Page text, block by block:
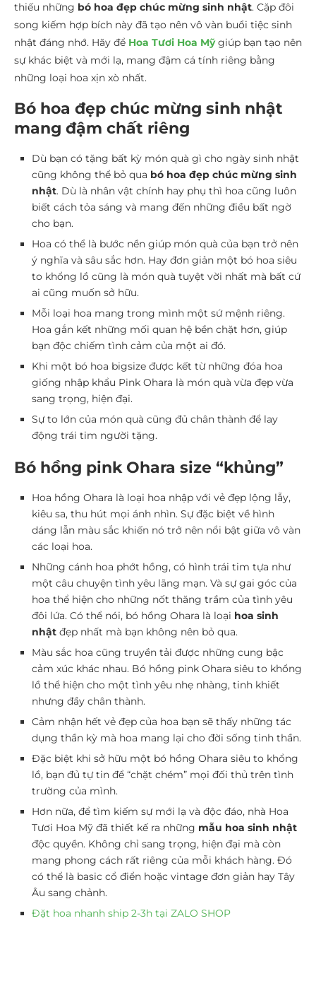
thiếu những bó hoa đẹp chúc mừng sinh nhật. Cặp đôi
song kiếm hợp bích này đã tạo nên vô vàn buổi tiệc sinh
nhật đáng nhớ. Hãy để Hoa Tươi Hoa Mỹ giúp bạn tạo nên
sự khác biệt và mới lạ, mang đậm cá tính riêng bằng
những loại hoa xịn xò nhất.
Bó hoa đẹp chúc mừng sinh nhật
mang đậm chất riêng
Dù bạn có tặng bất kỳ món quà gì cho ngày sinh nhật
cũng không thể bỏ qua bó hoa đẹp chúc mừng sinh
nhật. Dù là nhân vật chính hay phụ thì hoa cũng luôn
biết cách tỏa sáng và mang đến những điều bất ngờ
cho bạn.
Hoa có thể là bước nền giúp món quà của bạn trở nên
ý nghĩa và sâu sắc hơn. Hay đơn giản một bó hoa siêu
to khổng lồ cũng là món quà tuyệt vời nhất mà bất cứ
ai cũng muốn sở hữu.
Mỗi loại hoa mang trong mình một sứ mệnh riêng.
Hoa gắn kết những mối quan hệ bền chặt hơn, giúp
bạn độc chiếm tình cảm của một ai đó.
Khi một bó hoa bigsize được kết từ những đóa hoa
giống nhập khẩu Pink Ohara là món quà vừa đẹp vừa
sang trọng, hiện đại.
Sự to lớn của món quà cũng đủ chân thành để lay
động trái tim người tặng.
Bó hồng pink Ohara size “khủng”
Hoa hồng Ohara là loại hoa nhập với vẻ đẹp lộng lẫy,
kiêu sa, thu hút mọi ánh nhìn. Sự đặc biệt về hình
dáng lẫn màu sắc khiến nó trở nên nổi bật giữa vô vàn
các loại hoa.
Những cánh hoa phớt hồng, có hình trái tim tựa như
một câu chuyện tình yêu lãng mạn. Và sự gai góc của
hoa thể hiện cho những nốt thăng trầm của tình yêu
đôi lứa. Có thể nói, bó hồng Ohara là loại hoa sinh
nhật đẹp nhất mà bạn không nên bỏ qua.
Màu sắc hoa cũng truyền tải được những cung bậc
cảm xúc khác nhau. Bó hồng pink Ohara siêu to khổng
lồ thể hiện cho một tình yêu nhẹ nhàng, tinh khiết
nhưng đầy chân thành.
Cảm nhận hết vẻ đẹp của hoa bạn sẽ thấy những tác
dụng thần kỳ mà hoa mang lại cho đời sống tinh thần.
Đặc biệt khi sở hữu một bó hồng Ohara siêu to khổng
lồ, bạn đủ tự tin để “chặt chém” mọi đối thủ trên tình
trường của mình.
Hơn nữa, để tìm kiếm sự mới lạ và độc đáo, nhà Hoa
Tươi Hoa Mỹ đã thiết kế ra những mẫu hoa sinh nhật
độc quyền. Không chỉ sang trọng, hiện đại mà còn
mang phong cách rất riêng của mỗi khách hàng. Đó
có thể là basic cổ điển hoặc vintage đơn giản hay Tây
Âu sang chảnh.
Đặt hoa nhanh ship 2-3h tại ZALO SHOP